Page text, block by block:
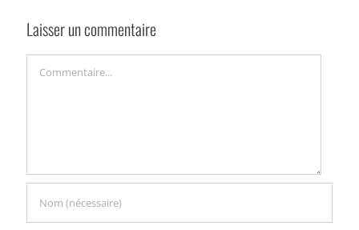
Laisser un commentaire
Commentaire